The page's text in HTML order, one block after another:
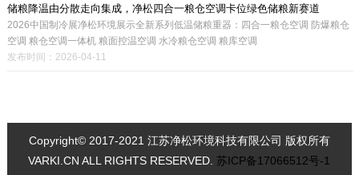
储粮降温由分散走向集成，净松四合一粮仓空调卡位绿色储粮新赛道
2026中国制冷展净松环境展示全新系列低温储粮重器：四合一粮仓空调 防爆粮仓
空调 粮仓空调一体机 粮面控温空调 水冷粮仓空调 粮库空调
发布时间：2026-04-11
Copyright© 2017-2021 江苏净松环境科技有限公司 版权所有
VARKI.CN ALL RIGHTS RESERVED.苏ICP备17066512号-1